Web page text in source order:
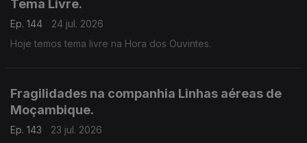
Tema Livre.
Ep. 144
24 jul. 2026
Hoje temos tema livre na Hora dos Ouvintes.
Fragilidades na companhia Linhas aéreas de
Moçambique.
Ep. 143
23 jul. 2026